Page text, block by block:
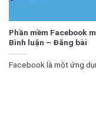
Phần mềm Facebook
Bình luận – Đăng bài
Facebook là một ứng